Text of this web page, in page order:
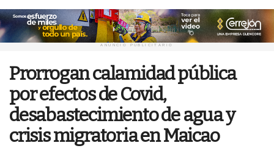
ANUNCIO PUBLICITARIO
Prorrogan calamidad pública
por efectos de Covid,
desabastecimiento de agua y
crisis migratoria en Maicao